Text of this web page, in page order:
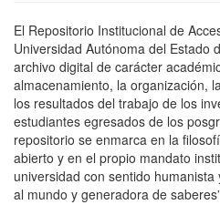
El Repositorio Institucional de
Universidad Autónoma del Estado
archivo digital de carácter
almacenamiento, la organización,
los resultados del trabajo de los
estudiantes egresados de los
repositorio se enmarca en la
abierto y en el propio mandato
universidad con sentido
al mundo y generadora de